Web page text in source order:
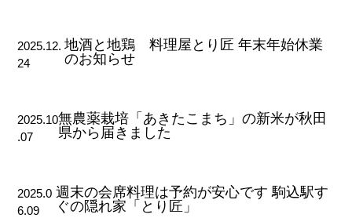
2025.12.
24
地酒と地鶏 料理屋とり匠 年末年始休業
のお知らせ
2025.10
.07
無農薬栽培「あきたこまち」の新米が秋田
県から届きました
2025.0
6.09
週末の会席料理は予約が安心です 駒込駅す
ぐの隠れ家「とり匠」